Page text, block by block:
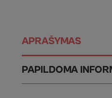
APRAŠYMAS
PAPILDOMA